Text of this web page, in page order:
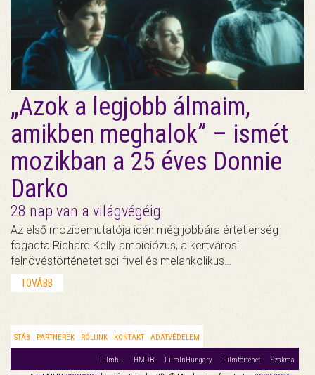
„Azok a legjobb álmaim,
amikben meghalok” – ismét
mozikban a 25 éves Donnie
Darko
28 nap van a világvégéig
Az első mozibemutatója idén még jobbára értetlenség
fogadta Richard Kelly ambíciózus, a kertvárosi
felnövéstörténetet sci-fivel és melankolikus…
TOVÁBB
STÁB PARTNEREK RÓLUNK KONTAKT ADATVÉDELEM
Filmhu HMDB FilmInHungary Filmtörténet Szakma